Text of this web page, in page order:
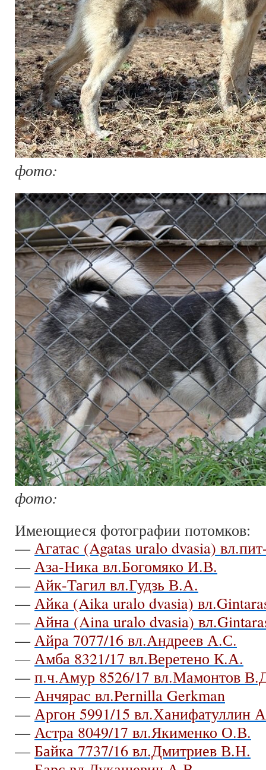
фото:
фото:
Имеющиеся фотографии потомков:
— Агатас (Agatas uralo dvasia)
— Аза-Ника вл.Богомяко И.В.
— Айк-Тагил вл.Гудзь В.А.
— Айка (Aika uralo dvasia)
— Айна (Aina uralo dvasia)
— Айра 7077/16 вл.Андреев А.С.
— Амба 8321/17 вл.Веретено К.А.
— п.ч.Амур 8526/17 вл.Мамонтов
— Анчярас вл.Pernilla Gerkman
— Аргон 5991/15 вл.Ханифатуллин
— Астра 8049/17 вл.Якименко О.В.
— Байка 7737/16 вл.Дмитриев В.Н.